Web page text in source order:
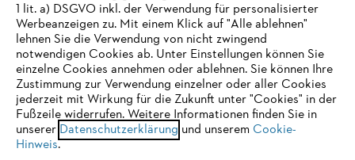
Service
Datenschutzrichtlinien Impressum Cookies
IHR BROWSER WIRD NICHT
UNTERSTÜTZT
Sie nutzen einen Browser, den wir noch nicht unterstützen. Für
eine optimale Nutzung unserer Seite empfehlen wir Ihnen, zu
einem der folgenden Browser zu wechseln:
1 lit. a) DSGVO inkl. der Verwendung für personalisierter
Werbeanzeigen zu. Mit einem Klick auf "Alle ablehnen"
lehnen Sie die Verwendung von nicht zwingend
notwendigen Cookies ab. Unter Einstellungen können Sie
einzelne Cookies annehmen oder ablehnen. Sie können Ihre
Zustimmung zur Verwendung einzelner oder aller Cookies
jederzeit mit Wirkung für die Zukunft unter "Cookies" in der
Fußzeile widerrufen. Weitere Informationen finden Sie in
unserer Datenschutzerklärung und unserem Cookie-
Hinweis.